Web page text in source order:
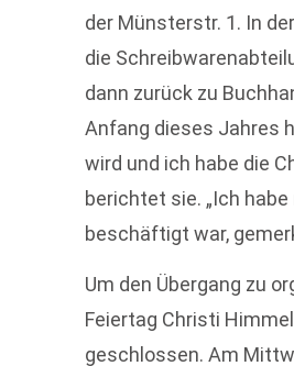
der Münsterstr. 1. In
die
dann zurück zu
Anfang dieses Jahres
wird und ich habe die
berichtet sie. „Ich
beschäftigt war,
Um den Übergang zu
Feiertag Christi
geschlossen. Am